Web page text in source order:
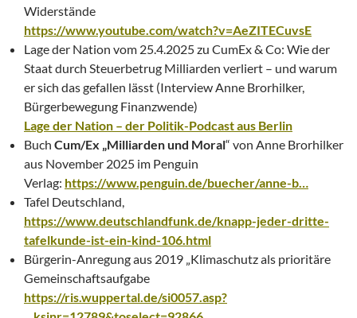
Widerstände
https://www.youtube.com/watch?v=AeZITECuvsE
Lage der Nation vom 25.4.2025 zu CumEx & Co: Wie der
Staat durch Steuerbetrug Milliarden verliert – und warum
er sich das gefallen lässt (Interview Anne Brorhilker,
Bürgerbewegung Finanzwende)
Lage der Nation – der Politik-Podcast aus Berlin
Buch Cum/Ex „Milliarden und Moral“ von Anne Brorhilker
aus November 2025 im Penguin
Verlag: https://www.penguin.de/buecher/anne-b…
Tafel Deutschland,
https://www.deutschlandfunk.de/knapp-jeder-dritte-
tafelkunde-ist-ein-kind-106.html
Bürgerin-Anregung aus 2019 „Klimaschutz als prioritäre
Gemeinschaftsaufgabe
https://ris.wuppertal.de/si0057.asp?